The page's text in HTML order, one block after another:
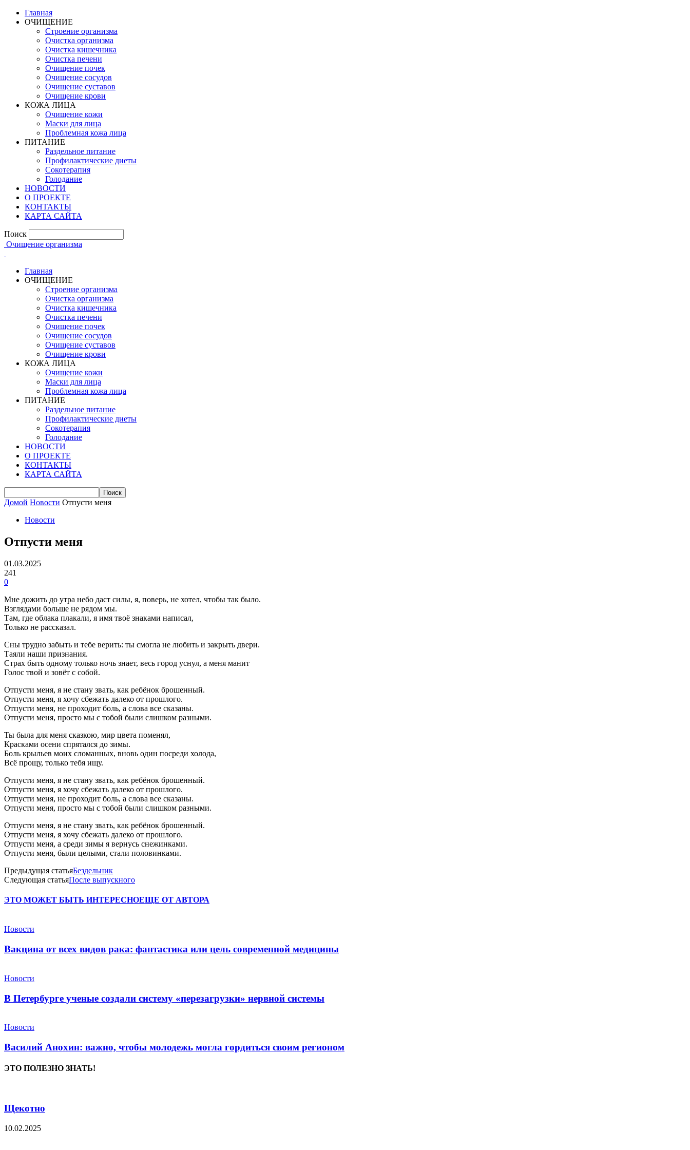
Главная
ОЧИЩЕНИЕ
Строение организма
Очистка организма
Очистка кишечника
Очистка печени
Очищение почек
Очищение сосудов
Очищение суставов
Очищение крови
КОЖА ЛИЦА
Очищение кожи
Маски для лица
Проблемная кожа лица
ПИТАНИЕ
Раздельное питание
Профилактические диеты
Сокотерапия
Голодание
НОВОСТИ
О ПРОЕКТЕ
КОНТАКТЫ
КАРТА САЙТА
Поиск
Очищение организма
Главная
ОЧИЩЕНИЕ
Строение организма
Очистка организма
Очистка кишечника
Очистка печени
Очищение почек
Очищение сосудов
Очищение суставов
Очищение крови
КОЖА ЛИЦА
Очищение кожи
Маски для лица
Проблемная кожа лица
ПИТАНИЕ
Раздельное питание
Профилактические диеты
Сокотерапия
Голодание
НОВОСТИ
О ПРОЕКТЕ
КОНТАКТЫ
КАРТА САЙТА
Домой Новости Отпусти меня
Новости
Отпусти меня
01.03.2025
241
0
Мне дожить до утра небо даст силы, я, поверь, не хотел, чтобы так было.
Взглядами больше не рядом мы.
Там, где облака плакали, я имя твоё знаками написал,
Только не рассказал.
Сны трудно забыть и тебе верить: ты смогла не любить и закрыть двери.
Таяли наши признания.
Страх быть одному только ночь знает, весь город уснул, а меня манит
Голос твой и зовёт с собой.
Отпусти меня, я не стану звать, как ребёнок брошенный.
Отпусти меня, я хочу сбежать далеко от прошлого.
Отпусти меня, не проходит боль, а слова все сказаны.
Отпусти меня, просто мы с тобой были слишком разными.
Ты была для меня сказкою, мир цвета поменял,
Красками осени спрятался до зимы.
Боль крыльев моих сломанных, вновь один посреди холода,
Всё прощу, только тебя ищу.
Отпусти меня, я не стану звать, как ребёнок брошенный.
Отпусти меня, я хочу сбежать далеко от прошлого.
Отпусти меня, не проходит боль, а слова все сказаны.
Отпусти меня, просто мы с тобой были слишком разными.
Отпусти меня, я не стану звать, как ребёнок брошенный.
Отпусти меня, я хочу сбежать далеко от прошлого.
Отпусти меня, а среди зимы я вернусь снежинками.
Отпусти меня, были целыми, стали половинками.
Предыдущая статьяБездельник
Следующая статьяПосле выпускного
ЭТО МОЖЕТ БЫТЬ ИНТЕРЕСНОЕЩЕ ОТ АВТОРА
Новости
Вакцина от всех видов рака: фантастика или цель современной медицины
Новости
В Петербурге ученые создали систему «перезагрузки» нервной системы
Новости
Василий Анохин: важно, чтобы молодежь могла гордиться своим регионом
ЭТО ПОЛЕЗНО ЗНАТЬ!
Щекотно
10.02.2025